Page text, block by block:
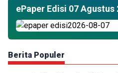
ePaper Edisi 07 Agustus
Berita Populer